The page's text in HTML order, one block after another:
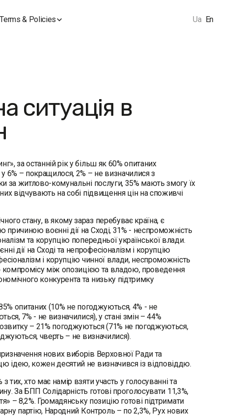
Terms & Policies Ua En
ситуація в
за останній рік у більш як 60% опитаних
6% – покращилося, 2% – не визначилися з
за житлово-комунальні послуги, 35% мають змогу їх
відчувають на собі підвищення цін на споживчі
стану, в якому зараз перебуває країна, є
воєнні дії на Сході, 31% - неспроможність
та корупцію попередньої української влади.
дії на Сході та непрофесіоналізм і корупцію
і корупцію чинної влади, неспроможність
компромісу між опозицією та владою, проведення
конкурента та низьку підтримку
опитаних (10% не погоджуються, 4% - не
7% - не визначилися), у стані змін – 44%
– 21% погоджуються (71% не погоджуються,
чверть – не визначилися).
нових виборів Верховної Ради та
ідею, кожен десятий не визначився із відповіддю.
хто має намір взяти участь у голосуванні та
За БПП Солідарність готові проголосувати 11,3%,
– 8,2%. Громадянську позицію готові підтримати
партію, Народний Контроль – по 2,3%, Рух нових